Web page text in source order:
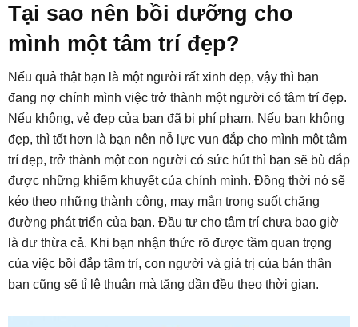
Tại sao nên bồi dưỡng cho
mình một tâm trí đẹp?
Nếu quả thật bạn là một người rất xinh đẹp, vậy thì bạn
đang nợ chính mình việc trở thành một người có tâm trí đẹp.
Nếu không, vẻ đẹp của bạn đã bị phí phạm. Nếu bạn không
đẹp, thì tốt hơn là bạn nên nỗ lực vun đắp cho mình một tâm
trí đẹp, trở thành một con người có sức hút thì bạn sẽ bù đắp
được những khiếm khuyết của chính mình. Đồng thời nó sẽ
kéo theo những thành công, may mắn trong suốt chặng
đường phát triển của bạn. Đầu tư cho tâm trí chưa bao giờ
là dư thừa cả. Khi bạn nhận thức rõ được tầm quan trọng
của việc bồi đắp tâm trí, con người và giá trị của bản thân
bạn cũng sẽ tỉ lệ thuận mà tăng dần đều theo thời gian.